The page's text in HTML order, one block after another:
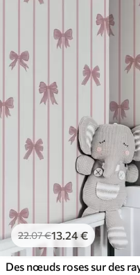
22.07€13.24€